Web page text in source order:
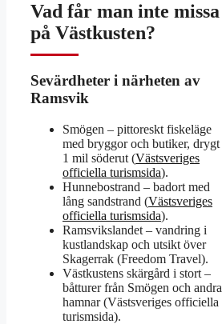
Vad får man inte missa
på Västkusten?
Sevärdheter i närheten av
Ramsvik
Smögen – pittoreskt fiskeläge
med bryggor och butiker, drygt
1 mil söderut (Västsveriges
officiella turismsida).
Hunnebostrand – badort med
lång sandstrand (Västsveriges
officiella turismsida).
Ramsvikslandet – vandring i
kustlandskap och utsikt över
Skagerrak (Freedom Travel).
Västkustens skärgård i stort –
båtturer från Smögen och andra
hamnar (Västsveriges officiella
turismsida).